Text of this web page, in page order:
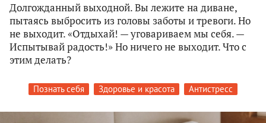
Долгожданный выходной. Вы лежите на диване,
пытаясь выбросить из головы заботы и тревоги. Но
не выходит. «Отдыхай! — уговариваем мы себя. —
Испытывай радость!» Но ничего не выходит. Что с
этим делать?
Познать себя Здоровье и красота Антистресс